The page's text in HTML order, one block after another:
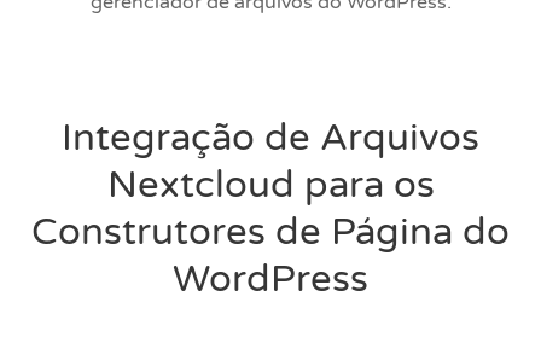
Integração de Arquivos
Nextcloud para os
Construtores de Página do
WordPress